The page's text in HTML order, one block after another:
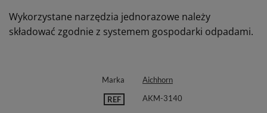
Wykorzystane narzędzia jednorazowe należy
składować zgodnie z systemem gospodarki odpadami.
Marka Aichhorn
REF AKM-3140